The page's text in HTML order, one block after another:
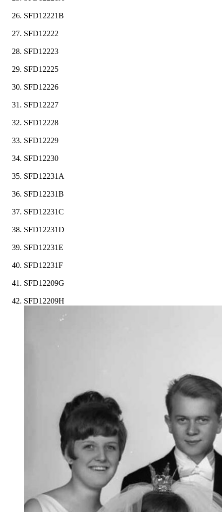
SFD12221B
SFD12222
SFD12223
SFD12225
SFD12226
SFD12227
SFD12228
SFD12229
SFD12230
SFD12231A
SFD12231B
SFD12231C
SFD12231D
SFD12231E
SFD12231F
SFD12209G
SFD12209H